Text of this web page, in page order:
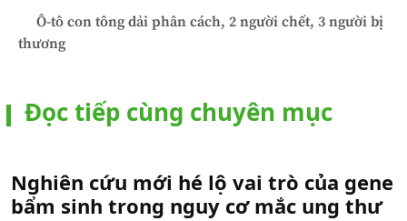
Ô-tô con tông dải phân cách, 2 người chết, 3 người bị
thương
Đọc tiếp cùng chuyên mục
Nghiên cứu mới hé lộ vai trò của gene
bẩm sinh trong nguy cơ mắc ung thư